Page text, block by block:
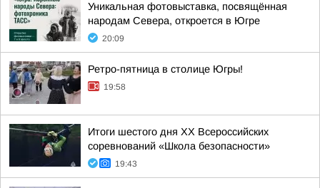
Уникальная фотовыставка, посвящённая
народам Севера, откроется в Югре
20:09
Ретро-пятница в столице Югры!
19:58
Итоги шестого дня XX Всероссийских
соревнований «Школа безопасности»
19:43